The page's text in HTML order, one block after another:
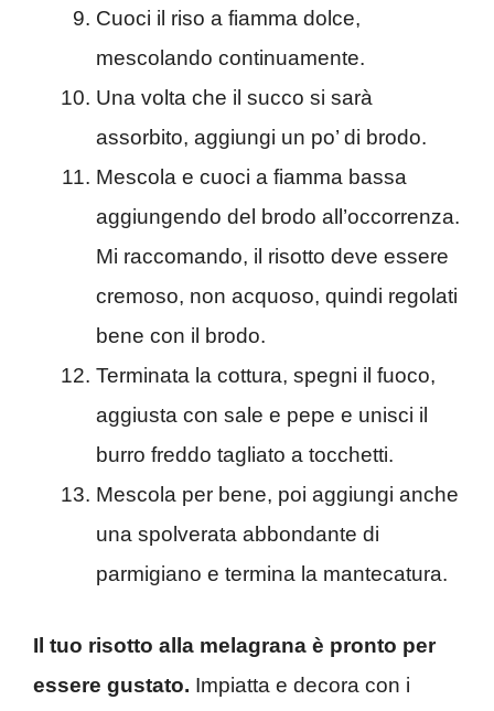
Cuoci il riso a fiamma dolce,
mescolando continuamente.
Una volta che il succo si sarà
assorbito, aggiungi un po’ di brodo.
Mescola e cuoci a fiamma bassa
aggiungendo del brodo all’occorrenza.
Mi raccomando, il risotto deve essere
cremoso, non acquoso, quindi regolati
bene con il brodo.
Terminata la cottura, spegni il fuoco,
aggiusta con sale e pepe e unisci il
burro freddo tagliato a tocchetti.
Mescola per bene, poi aggiungi anche
una spolverata abbondante di
parmigiano e termina la mantecatura.
Il tuo risotto alla melagrana è pronto per
essere gustato. Impiatta e decora con i